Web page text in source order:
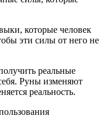
которые человек
эти силы от него не
реальные
Руны изменяют
реальность.